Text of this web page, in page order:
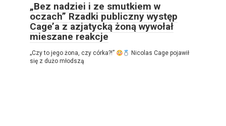
„Bez nadziei i ze smutkiem w
oczach” Rzadki publiczny występ
Cage’a z azjatycką żoną wywołał
mieszane reakcje
„Czy to jego żona, czy córka?!”
Nicolas Cage pojawił
się z dużo młodszą